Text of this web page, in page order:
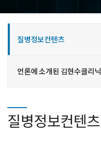
질병정보컨텐츠
언론에 소개된 김현수클리닉
질병정보컨텐츠